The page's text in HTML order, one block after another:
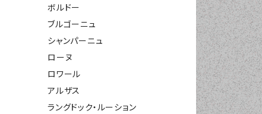
ボルドー
ブルゴーニュ
シャンパーニュ
ローヌ
ロワール
アルザス
ラングドック・ルーション